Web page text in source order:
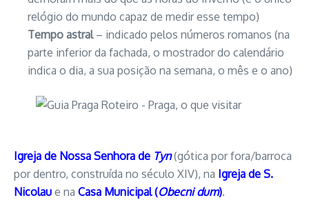
relógio do mundo capaz de medir esse tempo)
Tempo astral– indicado pelos números romanos (na
parte inferior da fachada, o mostrador do calendário
indica o dia, a sua posição na semana, o mês e o ano)
Igreja de Nossa Senhora de Tyn(gótica por fora/barroca
por dentro, construída no século XIV), na Igreja de S.
Nicolau e na Casa Municipal (Obecni dum).